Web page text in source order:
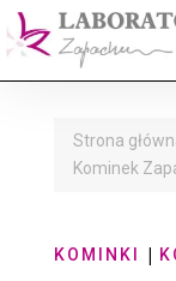
Strona
Kominek
KOMINKI |